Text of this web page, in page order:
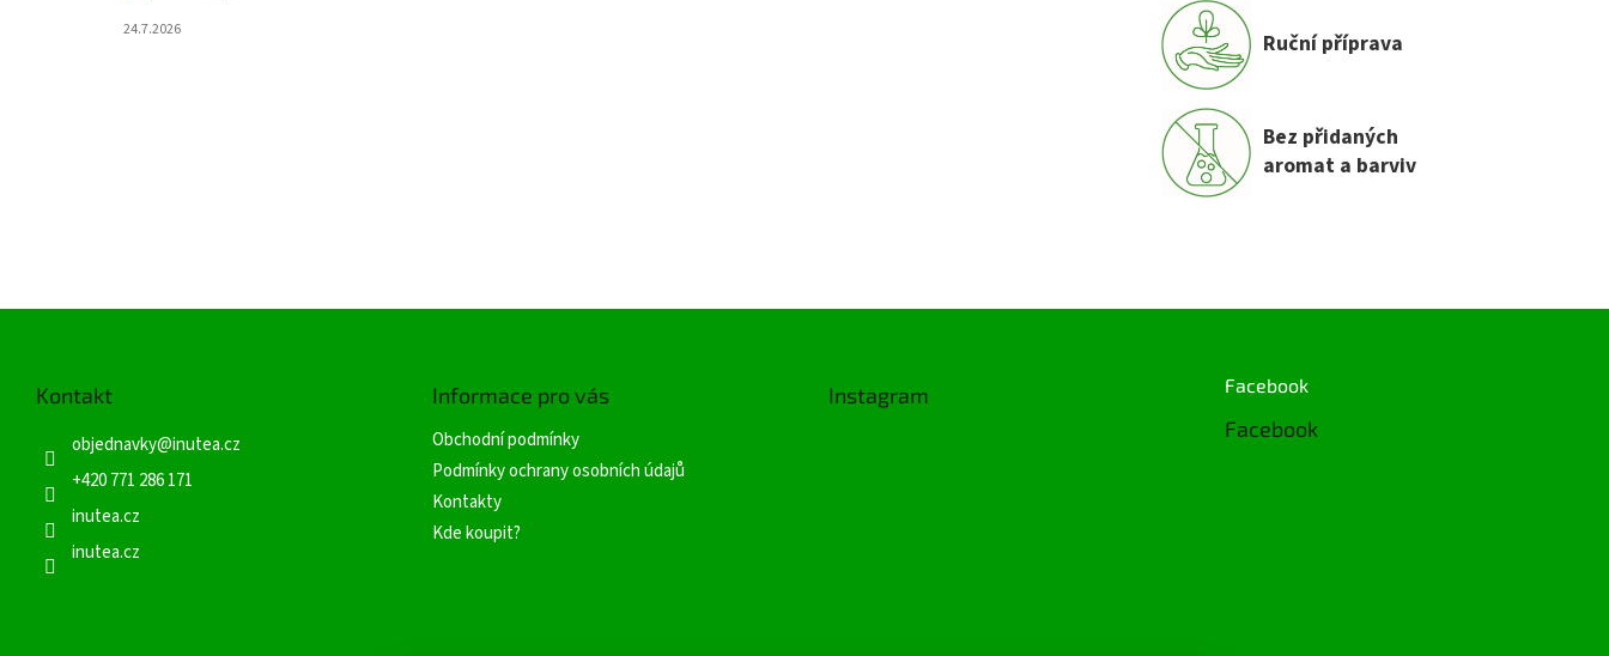
24.7.2026 Ruční příprava
Bez přidaných
aromat a barviv
Kontakt
objednavky@inutea.cz
+420 771 286 171
inutea.cz
inutea.cz
Informace pro vás
Obchodní podmínky
Podmínky ochrany osobních údajů
Kontakty
Kde koupit?
Instagram Facebook
Facebook